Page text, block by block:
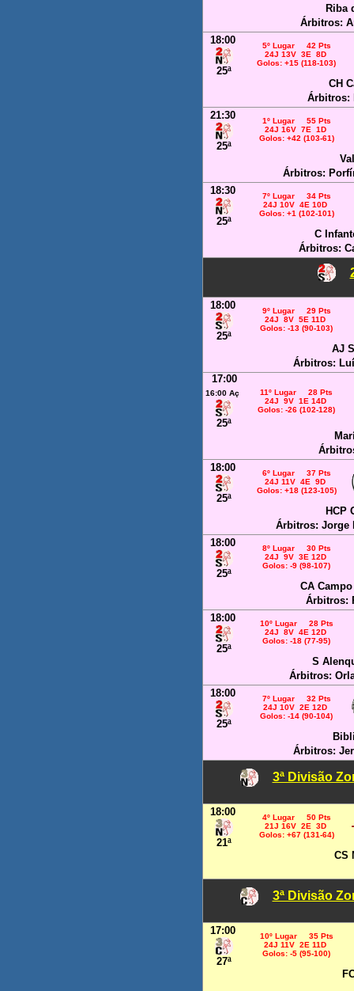
Riba
Árbitros:
18:00
25ª
5º Lugar 42 Pts
24J 13V 3E 8D
Golos: +15 (118-103)
CH
Árbitros:
21:30
25ª
1º Lugar 55 Pts
24J 16V 7E 1D
Golos: +42 (103-61)
Árbitros:
18:30
25ª
7º Lugar 34 Pts
24J 10V 4E 10D
Golos: +1 (102-101)
C
Árbitros:
18:00
25ª
9º Lugar 29 Pts
24J 8V 5E 11D
Golos: -13 (90-103)
AJ
Árbitros:
17:00
16:00 Aç
25ª
11º Lugar 28 Pts
24J 9V 1E 14D
Golos: -26 (102-128)
18:00
25ª
6º Lugar 37 Pts
24J 11V 4E 9D
Golos: +18 (123-105)
HCP
Árbitros: Jorge
18:00
25ª
8º Lugar 30 Pts
24J 9V 3E 12D
Golos: -9 (98-107)
CA
Árbitros:
18:00
25ª
10º Lugar 28 Pts
24J 8V 4E 12D
Golos: -18 (77-95)
S
Árbitros:
18:00
25ª
7º Lugar 32 Pts
24J 10V 2E 12D
Golos: -14 (90-104)
Árbitros:
3ª Divisão
18:00
21ª
4º Lugar 50 Pts
21J 16V 2E 3D
Golos: +67 (131-64)
CS
3ª Divisão
17:00
27ª
10º Lugar 35 Pts
24J 11V 2E 11D
Golos: -5 (95-100)